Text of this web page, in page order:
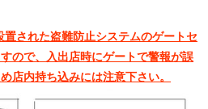
された盗難防止システムのゲートセ
ので、入出店時にゲートで警報が誤
店内持ち込みには注意下さい。